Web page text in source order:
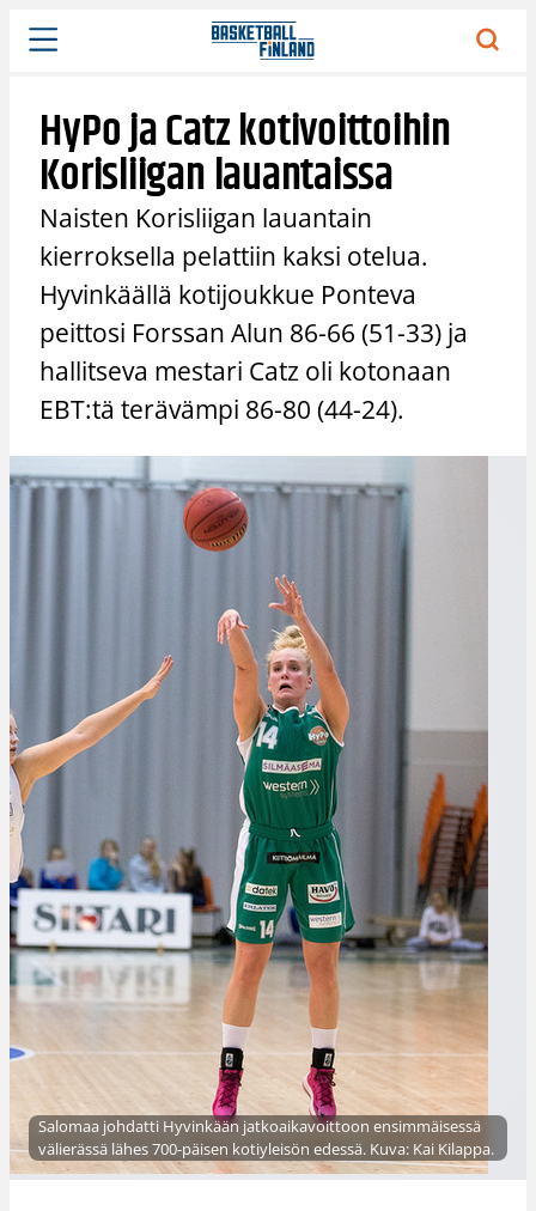
Siirry
sisältöön
HyPo ja Catz kotivoittoihin
Korisliigan lauantaissa
Naisten Korisliigan lauantain
kierroksella pelattiin kaksi otelua.
Hyvinkäällä kotijoukkue Ponteva
peittosi Forssan Alun 86-66 (51-33) ja
hallitseva mestari Catz oli kotonaan
EBT:tä terävämpi 86-80 (44-24).
Salomaa johdatti Hyvinkään jatkoaikavoittoon ensimmäisessä
välierässä lähes 700-päisen kotiyleisön edessä. Kuva: Kai Kilappa.